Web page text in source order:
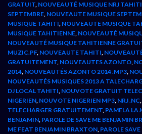
GRATUIT, NOUVEAUTÉ MUSIQUE NRJ TAHITI
SEPTEMBRE, NOUVEAUTE MUSIQUE
MUSIQUE TAHITI, NOUVEAUTE MUSIQUE
MUSIQUE TAHITIENNE, NOUVEAUTÉ
NOUVEAUTÉ MUSIQUE TAHITIENNE
MUZIC.PF, NOUVEAUTE TAHITI,
GRATUITEMENT, NOUVEAUTES AZONTO,
2014, NOUVEAUTÉS AZONTO 2014 .MP3,
NOUVEAUTÉS MUSIQUES 2013 A
DJ LOCAL TAHITI, NOUVOTE GRATUIT
NIGERIEN, NOUVOTE NIGERIEN MP3, NRJ .NC,
TELECHARGER GRATUITEMENT, PAMELA
BENJAMIN, PAROLE DE SAVE ME BENJAMIN
ME FEAT BENJAMIN BRAXTON, PAROLE